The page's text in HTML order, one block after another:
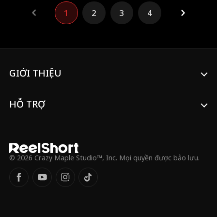
nhẫn của tình yêu.
1 2 3 4
GIỚI THIỆU
HỖ TRỢ
© 2026 Crazy Maple Studio™, Inc. Mọi quyền được bảo lưu.